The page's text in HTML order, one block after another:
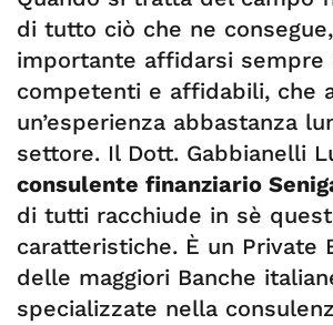
di tutto ciò che ne
importante affidarsi sempre
competenti e affidabili, che
un’esperienza abbastanza
settore. Il Dott. Gabbianelli
consulente finanziario
di tutti racchiude in sè
caratteristiche. È un Private
delle maggiori Banche
specializzate nella